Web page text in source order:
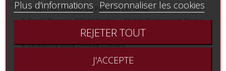
Laggiù Nel Soledad (La Fanciulla Del West)
Ben Io T'Invenni, O Fatal Scritto!... - Anch'Io Dischiuso Un Giorno -
Salgo Già Del Trono Aurato (Nabucco)
La Mamma Morta (Andrea Chénier)
Plus d'informations
Personnaliser les cookies
REJETER TOUT
J'ACCEPTE